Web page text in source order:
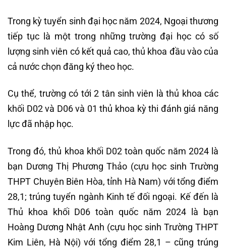
Trong kỳ tuyển sinh đại học năm 2024, Ngoại thương
tiếp tục là một trong những trường đại học có số
lượng sinh viên có kết quả cao, thủ khoa đầu vào của
cả nước chọn đăng ký theo học.
Cụ thể, trường có tới 2 tân sinh viên là thủ khoa các
khối D02 và D06 và 01 thủ khoa kỳ thi đánh giá năng
lực đã nhập học.
Trong đó, thủ khoa khối D02 toàn quốc năm 2024 là
bạn Dương Thị Phương Thảo (cựu học sinh Trường
THPT Chuyên Biên Hòa, tỉnh Hà Nam) với tổng điểm
28,1; trúng tuyển ngành Kinh tế đối ngoại. Kế đến là
Thủ khoa khối D06 toàn quốc năm 2024 là bạn
Hoàng Dương Nhật Anh (cựu học sinh Trường THPT
Kim Liên, Hà Nội) với tổng điểm 28,1 – cũng trúng